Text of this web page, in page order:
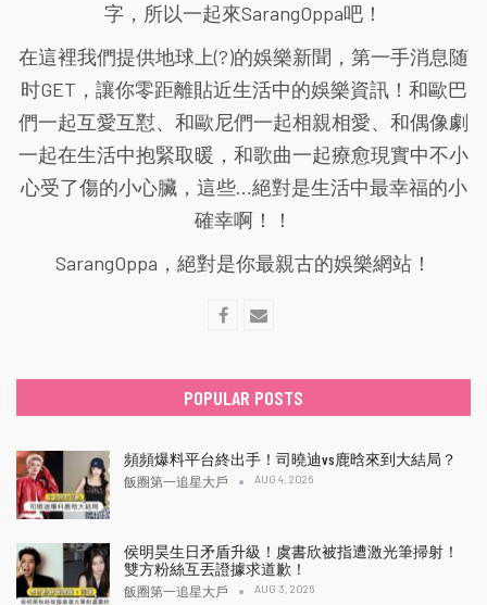
字，所以一起來SarangOppa吧！
在這裡我們提供地球上(?)的娛樂新聞，第一手消息随
时GET，讓你零距離貼近生活中的娛樂資訊！和歐巴
們一起互愛互懟、和歐尼們一起相親相愛、和偶像劇
一起在生活中抱緊取暖，和歌曲一起療愈現實中不小
心受了傷的小心臟，這些...絕對是生活中最幸福的小
確幸啊！！
SarangOppa，絕對是你最親古的娛樂網站！
POPULAR POSTS
頻頻爆料平台終出手！司曉迪vs鹿晗來到大結局？
飯圈第一追星大戶 AUG 4, 2026
侯明昊生日矛盾升級！虞書欣被指遭激光筆掃射！
雙方粉絲互丟證據求道歉！
飯圈第一追星大戶 AUG 3, 2026